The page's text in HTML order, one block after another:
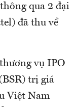
qua 2 đại
đã thu về
vụ IPO
trị giá
Việt Nam